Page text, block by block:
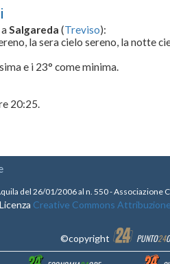
Salgareda (Treviso):
la sera cielo sereno, la notte
e i 23° come minima.
20:25.
del 26/01/2006 al n. 550 -
Creative Commons
©copyright
PUNTO24